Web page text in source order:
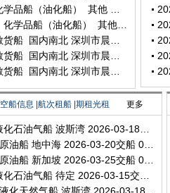
空船信息 航次租船 期租光租 更多